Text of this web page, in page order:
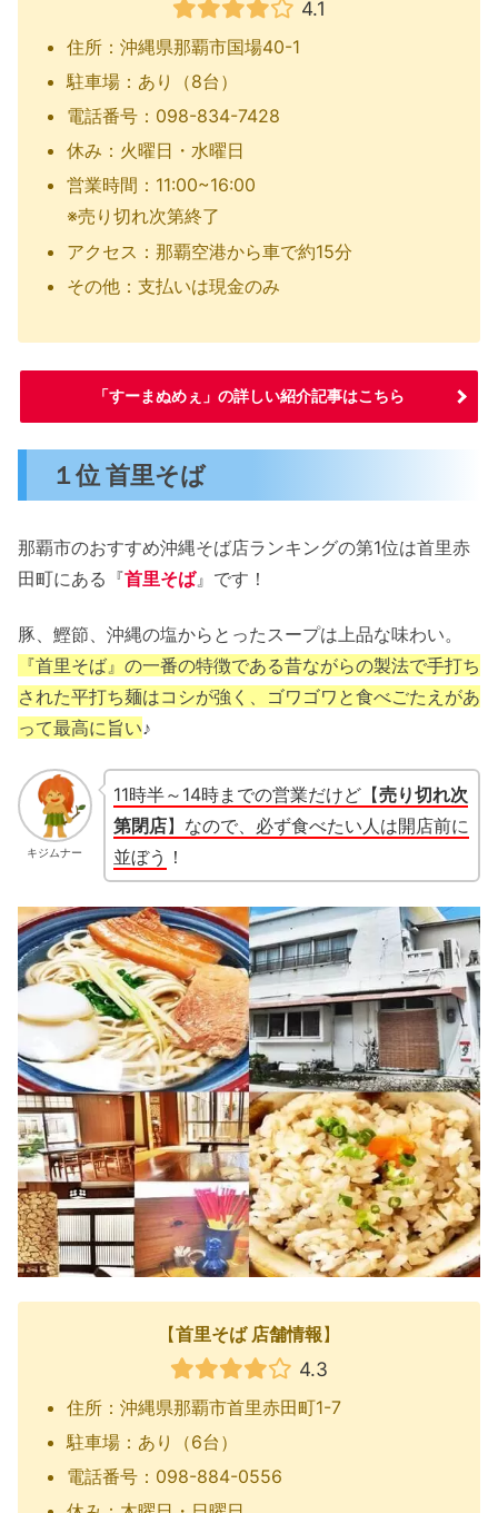
4.1
住所：沖縄県那覇市国場40-1
駐車場：あり（8台）
電話番号：098-834-7428
休み：火曜日・水曜日
営業時間：11:00~16:00
※売り切れ次第終了
アクセス：那覇空港から車で約15分
その他：支払いは現金のみ
「すーまぬめぇ」の詳しい紹介記事はこちら
１位 首里そば
那覇市のおすすめ沖縄そば店ランキングの第1位は首里赤
田町にある『首里そば』です！
豚、鰹節、沖縄の塩からとったスープは上品な味わい。
『首里そば』の一番の特徴である昔ながらの製法で手打ち
された平打ち麺はコシが強く、ゴワゴワと食べごたえがあ
って最高に旨い♪
キジムナー
11時半～14時までの営業だけど【売り切れ次
第閉店】なので、必ず食べたい人は開店前に
並ぼう ！
【首里そば 店舗情報】
4.3
住所：沖縄県那覇市首里赤田町1-7
駐車場：あり（6台）
電話番号：098-884-0556